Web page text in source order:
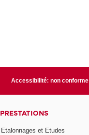
Accessibilité: non conforme
PRESTATIONS
Etalonnages et Etudes